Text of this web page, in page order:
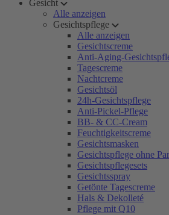
Gesicht
Alle anzeigen
Gesichtspflege
Alle anzeigen
Gesichtscreme
Anti-Aging-
Tagescreme
Nachtcreme
Gesichtsöl
24h-Gesichtspflege
Anti-Pickel-Pflege
BB- & CC-Cream
Feuchtigkeitscreme
Gesichtsmasken
Gesichtspflege ohne
Gesichtspflegesets
Gesichtsspray
Getönte Tagescreme
Hals & Dekolleté
Pflege mit Q10